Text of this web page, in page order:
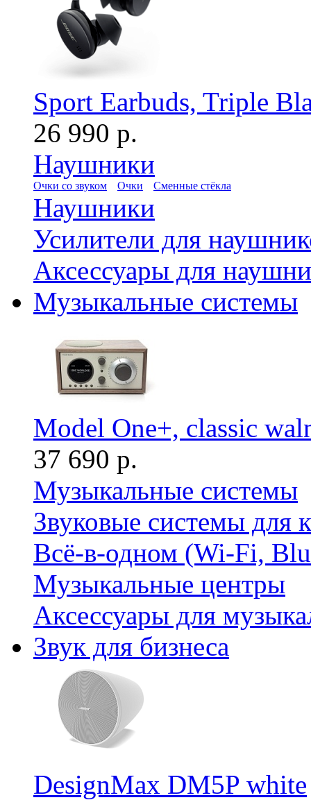
Sport Earbuds, Triple
26 990 р.
Наушники
Очки со звуком Очки Сменные стёкла
Наушники
Усилители для
Аксессуары для
Музыкальные системы
Model One+, classic
37 690 р.
Музыкальные системы
Звуковые системы для
Всё-в-одном (Wi-Fi,
Музыкальные центры
Аксессуары для
Звук для бизнеса
DesignMax DM5P white